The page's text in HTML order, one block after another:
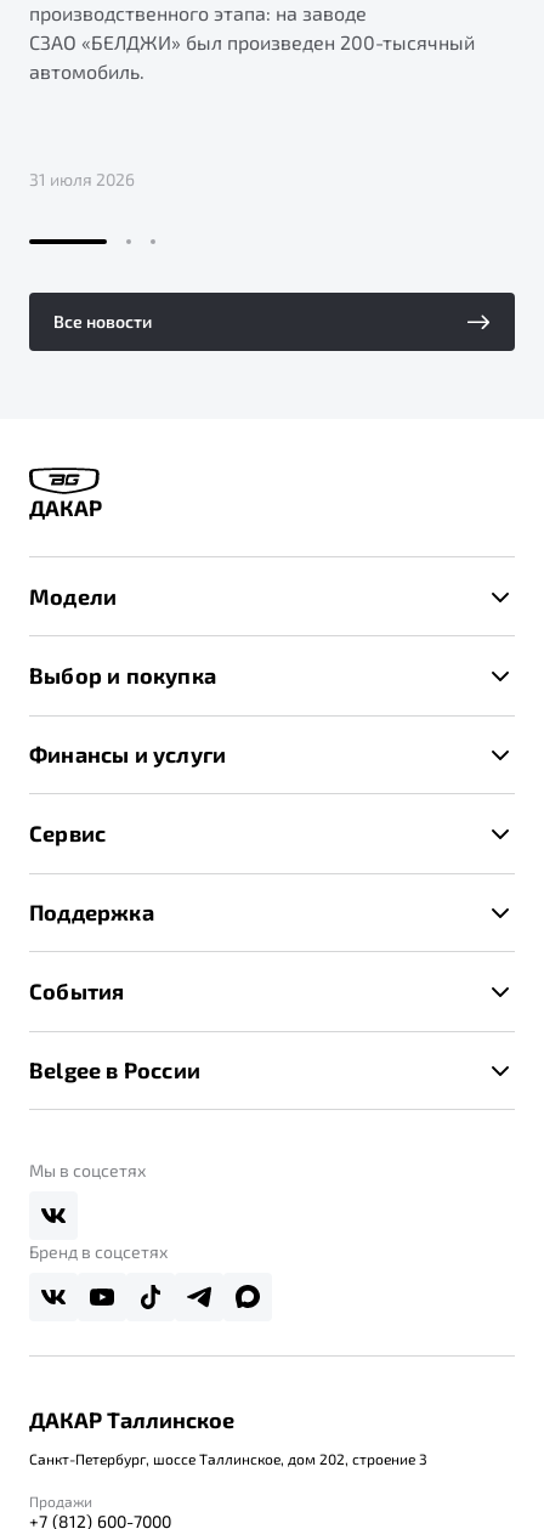
производственного этапа: на заводе
СЗАО «БЕЛДЖИ» был произведен 200-тысячный
автомобиль.
31 июля 2026
Все новости
ДАКАР
Модели
X70
Выбор и покупка
Записаться на тест-драйв
Получить предложение
Финансы и услуги
Страхование
Расчет КАСКО
Сервис
Техническое обслуживание
Калькулятор ТО
Поддержка
Помощь на дорогах
Belgee Линк
Реферальная программа
События
Belgee в России
О дилерском центре
Правовая информация
Мы в соцсетях
Бренд в соцсетях
ДАКАР Таллинское
Санкт-Петербург, шоссе Таллинское, дом 202, строение 3
Продажи
+7 (812) 600-7000